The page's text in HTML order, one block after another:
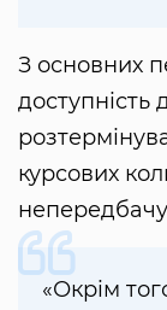
З основних
доступність
курсових
«Окрім